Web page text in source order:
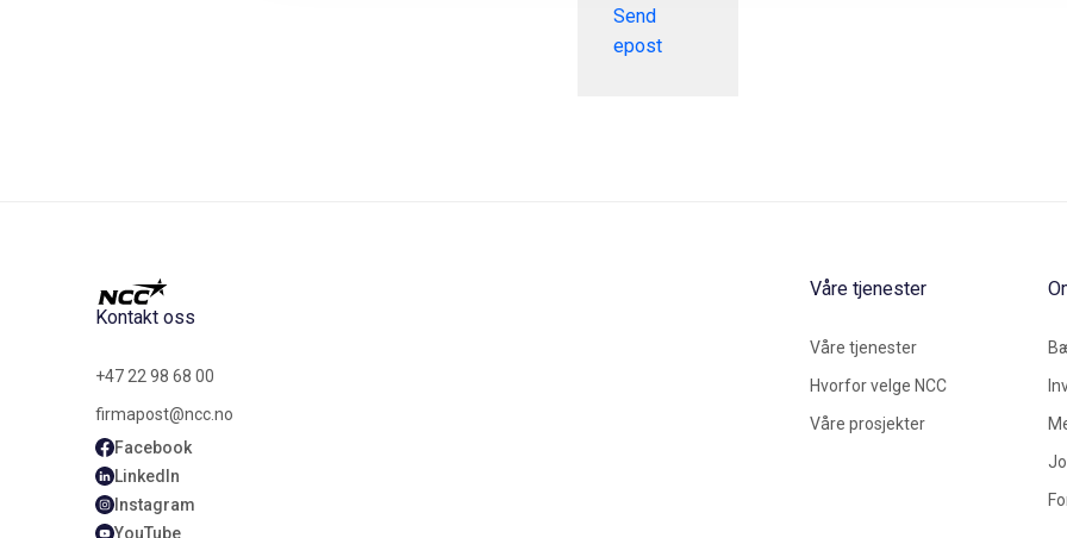
Send
epost
Kontakt oss
+47 22 98 68 00
firmapost@ncc.no
Facebook
LinkedIn
Instagram
YouTube
Våre tjenester
Våre tjenester
Hvorfor velge NCC
Våre prosjekter